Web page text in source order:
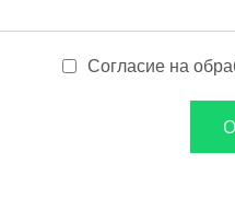
Согласие на